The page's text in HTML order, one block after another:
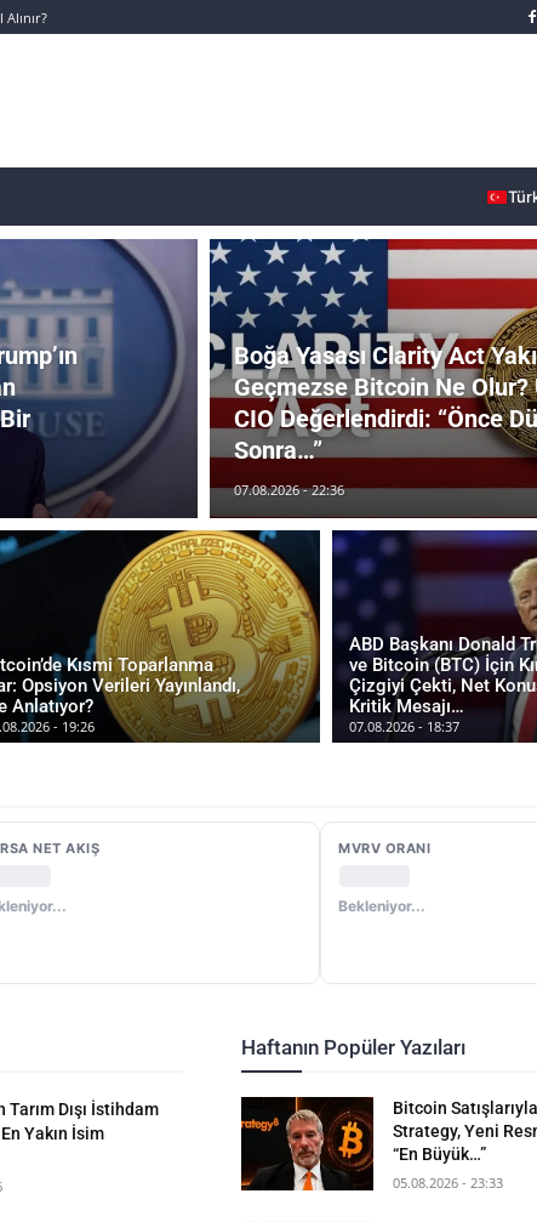
Boğa Yasası Clarity Act
Geçmezse Bitcoin Ne Olur?
CIO Değerlendirdi: “Önce
Sonra…”
07.08.2026 - 22:36
Kısmi Toparlanma
Opsiyon Verileri Yayınlandı,
Anlatıyor?
- 19:26
ABD Başkanı Donald
ve Bitcoin (BTC) İçin
Çizgiyi Çekti, Net
Kritik Mesajı…
07.08.2026 - 18:37
NET AKIŞ MVRV ORANI
Bekleniyor...
Tarım Dışı İstihdam
Yakın İsim
Haftanın Popüler Yazıları
Bitcoin
Strategy, Yeni
“En Büyük…”
05.08.2026 - 23:33